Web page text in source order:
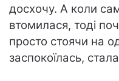
досхочу. А коли
втомилася, тоді
просто стоячи на
заспокоїлась,